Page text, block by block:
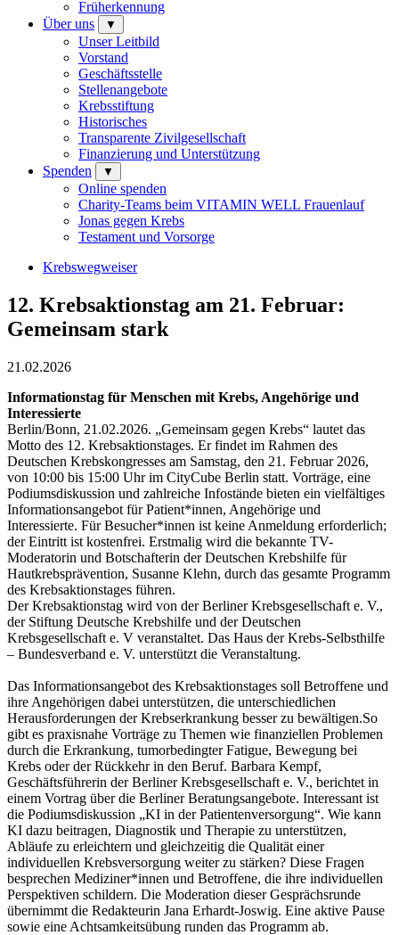
Früherkennung
Über uns
▼
Unser Leitbild
Vorstand
Geschäftsstelle
Stellenangebote
Krebsstiftung
Historisches
Transparente Zivilgesellschaft
Finanzierung und Unterstützung
Spenden
▼
Online spenden
Charity-Teams beim VITAMIN WELL Frauenlauf
Jonas gegen Krebs
Testament und Vorsorge
Krebswegweiser
12. Krebsaktionstag am 21. Februar:
Gemeinsam stark
21.02.2026
Informationstag für Menschen mit Krebs, Angehörige und
Interessierte
Berlin/Bonn, 21.02.2026. „Gemeinsam gegen Krebs“ lautet das
Motto des 12. Krebsaktionstages. Er findet im Rahmen des
Deutschen Krebskongresses am Samstag, den 21. Februar 2026,
von 10:00 bis 15:00 Uhr im CityCube Berlin statt. Vorträge, eine
Podiumsdiskussion und zahlreiche Infostände bieten ein vielfältiges
Informationsangebot für Patient*innen, Angehörige und
Interessierte. Für Besucher*innen ist keine Anmeldung erforderlich;
der Eintritt ist kostenfrei. Erstmalig wird die bekannte TV-
Moderatorin und Botschafterin der Deutschen Krebshilfe für
Hautkrebsprävention, Susanne Klehn, durch das gesamte Programm
des Krebsaktionstages führen.
Der Krebsaktionstag wird von der Berliner Krebsgesellschaft e. V.,
der Stiftung Deutsche Krebshilfe und der Deutschen
Krebsgesellschaft e. V veranstaltet. Das Haus der Krebs-Selbsthilfe
– Bundesverband e. V. unterstützt die Veranstaltung.
Das Informationsangebot des Krebsaktionstages soll Betroffene und
ihre Angehörigen dabei unterstützen, die unterschiedlichen
Herausforderungen der Krebserkrankung besser zu bewältigen.So
gibt es praxisnahe Vorträge zu Themen wie finanziellen Problemen
durch die Erkrankung, tumorbedingter Fatigue, Bewegung bei
Krebs oder der Rückkehr in den Beruf. Barbara Kempf,
Geschäftsführerin der Berliner Krebsgesellschaft e. V., berichtet in
einem Vortrag über die Berliner Beratungsangebote. Interessant ist
die Podiumsdiskussion „KI in der Patientenversorgung“. Wie kann
KI dazu beitragen, Diagnostik und Therapie zu unterstützen,
Abläufe zu erleichtern und gleichzeitig die Qualität einer
individuellen Krebsversorgung weiter zu stärken? Diese Fragen
besprechen Mediziner*innen und Betroffene, die ihre individuellen
Perspektiven schildern. Die Moderation dieser Gesprächsrunde
übernimmt die Redakteurin Jana Erhardt-Joswig. Eine aktive Pause
sowie eine Achtsamkeitsübung runden das Programm ab.